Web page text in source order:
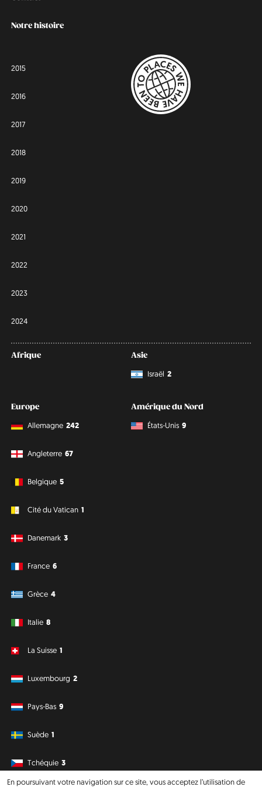
En poursuivant votre navigation sur ce site, vous acceptez l’utilisation de
Notre histoire
2015
2016
2017
2018
2019
2020
2021
2022
2023
2024
Afrique
Asie
Israël 2
Europe
Allemagne 242
Angleterre 67
Belgique 5
Cité du Vatican 1
Danemark 3
France 6
Grèce 4
Italie 8
La Suisse 1
Luxembourg 2
Pays-Bas 9
Suède 1
Tchéquie 3
Amérique du Nord
États-Unis 9